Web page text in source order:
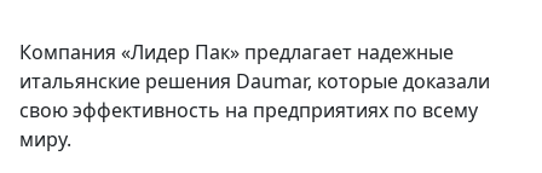
Компания «Лидер Пак» предлагает надежные
итальянские решения Daumar, которые доказали
свою эффективность на предприятиях по всему
миру.